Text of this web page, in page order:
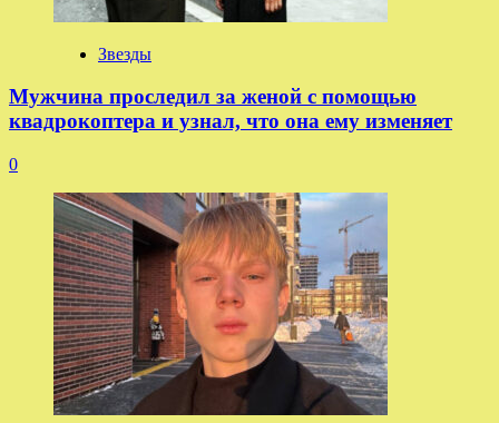
Звезды
Мужчина проследил за женой с помощью
квадрокоптера и узнал, что она ему изменяет
0